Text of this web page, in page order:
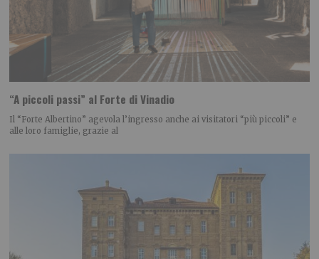
“A piccoli passi” al Forte di Vinadio
Il “Forte Albertino” agevola l’ingresso anche ai visitatori “più piccoli” e
alle loro famiglie, grazie al